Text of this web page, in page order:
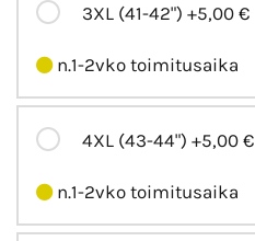
3XL (41-42") +5,00 €
n.1-2vko toimitusaika
4XL (43-44") +5,00 €
n.1-2vko toimitusaika